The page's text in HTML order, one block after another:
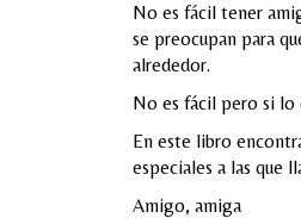
No es fácil tener
se preocupan para
alrededor.
No es fácil pero si lo
En este libro
especiales a las que
Amigo, amiga